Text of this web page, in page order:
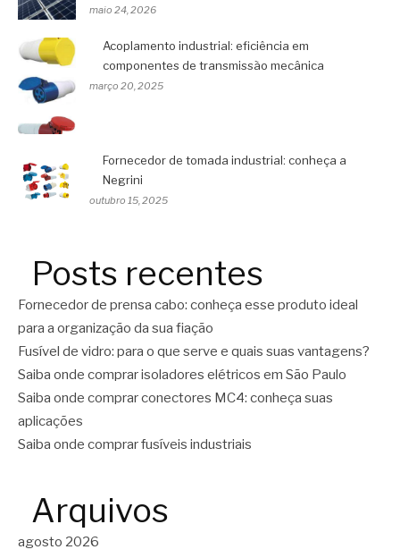
maio 24, 2026
Acoplamento industrial: eficiência em
componentes de transmissão mecânica
março 20, 2025
Fornecedor de tomada industrial: conheça a
Negrini
outubro 15, 2025
Posts recentes
Fornecedor de prensa cabo: conheça esse produto ideal
para a organização da sua fiação
Fusível de vidro: para o que serve e quais suas vantagens?
Saiba onde comprar isoladores elétricos em São Paulo
Saiba onde comprar conectores MC4: conheça suas
aplicações
Saiba onde comprar fusíveis industriais
Arquivos
agosto 2026